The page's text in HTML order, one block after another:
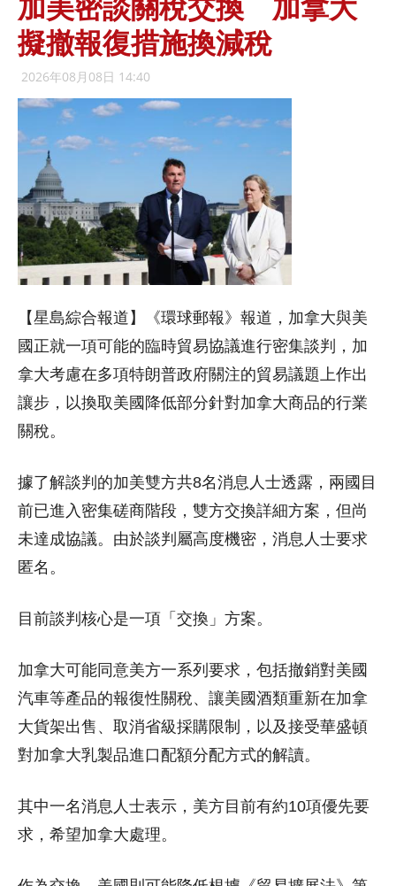
加美密談關稅交換 加拿大
擬撤報復措施換減稅
2026年08月08日 14:40
【星島綜合報道】《環球郵報》報道，加拿大與美
國正就一項可能的臨時貿易協議進行密集談判，加
拿大考慮在多項特朗普政府關注的貿易議題上作出
讓步，以換取美國降低部分針對加拿大商品的行業
關稅。
據了解談判的加美雙方共8名消息人士透露，兩國目
前已進入密集磋商階段，雙方交換詳細方案，但尚
未達成協議。由於談判屬高度機密，消息人士要求
匿名。
目前談判核心是一項「交換」方案。
加拿大可能同意美方一系列要求，包括撤銷對美國
汽車等產品的報復性關稅、讓美國酒類重新在加拿
大貨架出售、取消省級採購限制，以及接受華盛頓
對加拿大乳製品進口配額分配方式的解讀。
其中一名消息人士表示，美方目前有約10項優先要
求，希望加拿大處理。